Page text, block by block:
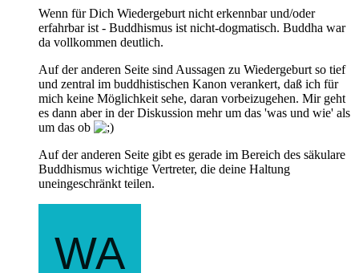
Wenn für Dich Wiedergeburt nicht erkennbar und/oder
erfahrbar ist - Buddhismus ist nicht-dogmatisch. Buddha war
da vollkommen deutlich.
Auf der anderen Seite sind Aussagen zu Wiedergeburt so tief
und zentral im buddhistischen Kanon verankert, daß ich für
mich keine Möglichkeit sehe, daran vorbeizugehen. Mir geht
es dann aber in der Diskussion mehr um das 'was und wie' als
um das ob
Auf der anderen Seite gibt es gerade im Bereich des säkulare
Buddhismus wichtige Vertreter, die deine Haltung
uneingeschränkt teilen.